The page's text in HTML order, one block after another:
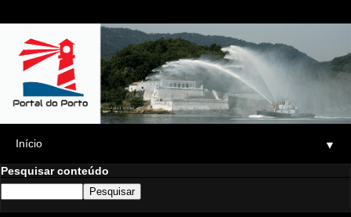
▼
Pesquisar conteúdo